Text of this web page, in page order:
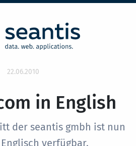
22.06.2010
in English
der seantis gmbh ist nun
verfügbar.